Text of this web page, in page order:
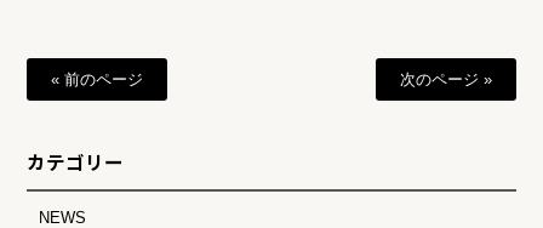
« 前のページ 次のページ »
カテゴリー
NEWS